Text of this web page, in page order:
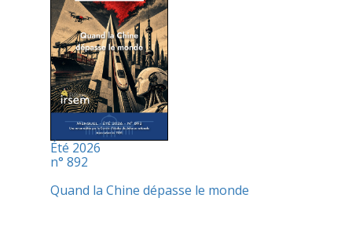
Été 2026
n° 892
Quand la Chine dépasse le monde